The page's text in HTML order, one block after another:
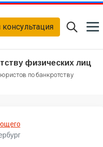
консультация
физических лиц
по банкротству